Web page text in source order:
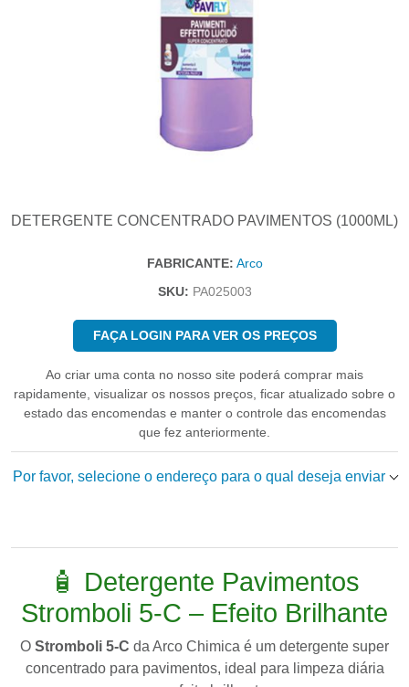
DETERGENTE CONCENTRADO PAVIMENTOS (1000ML)
FABRICANTE: Arco
SKU: PA025003
FAÇA LOGIN PARA VER OS PREÇOS
Ao criar uma conta no nosso site poderá comprar mais
rapidamente, visualizar os nossos preços, ficar atualizado sobre o
estado das encomendas e manter o controle das encomendas
que fez anteriormente.
Por favor, selecione o endereço para o qual deseja enviar
🧴 Detergente Pavimentos
Stromboli 5-C – Efeito Brilhante
O Stromboli 5-C da Arco Chimica é um detergente super
concentrado para pavimentos, ideal para limpeza diária